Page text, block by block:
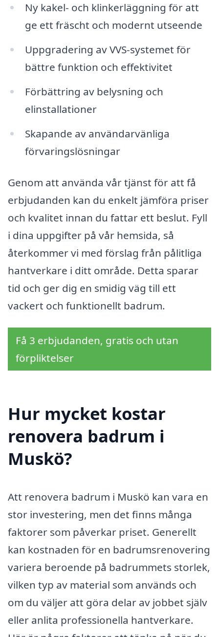
Ny kakel- och klinkerläggning för att
ge ett fräscht och modernt utseende
Uppgradering av VVS-systemet för
bättre funktion och effektivitet
Förbättring av belysning och
elinstallationer
Skapande av användarvänliga
förvaringslösningar
Genom att använda vår tjänst för att få
erbjudanden kan du enkelt jämföra priser
och kvalitet innan du fattar ett beslut. Fyll
i dina uppgifter på vår hemsida, så
återkommer vi med förslag från pålitliga
hantverkare i ditt område. Detta sparar
tid och ger dig en smidig väg till ett
vackert och funktionellt badrum.
Få 3 erbjudanden, gratis och utan
förpliktelser
Hur mycket kostar
renovera badrum i
Muskö?
Att renovera badrum i Muskö kan vara en
stor investering, men det finns många
faktorer som påverkar priset. Generellt
kan kostnaden för en badrumsrenovering
variera beroende på badrummets storlek,
vilken typ av material som används och
om du väljer att göra delar av jobbet själv
eller anlita professionella hantverkare.